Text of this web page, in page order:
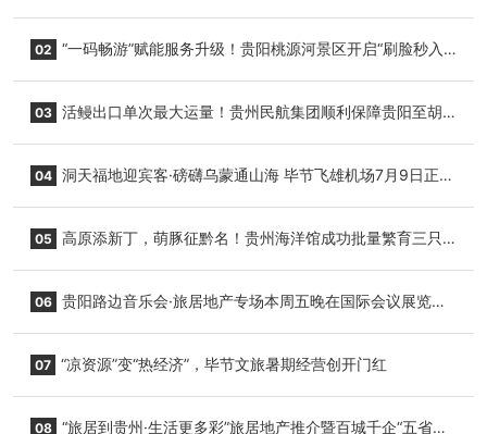
02 “一码畅游”赋能服务升级！贵阳桃源河景区开启“刷脸秒入
03 活鳗出口单次最大运量！贵州民航集团顺利保障贵阳至胡
04 洞天福地迎宾客·磅礴乌蒙通山海 毕节飞雄机场7月9日正式
05 高原添新丁，萌豚征黔名！贵州海洋馆成功批量繁育三只
06 贵阳路边音乐会·旅居地产专场本周五晚在国际会议展览中
07 “凉资源”变“热经济”，毕节文旅暑期经营创开门红
08 “旅居到贵州·生活更多彩”旅居地产推介暨百城千企“五省